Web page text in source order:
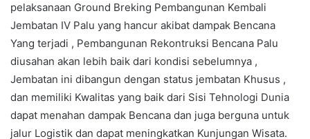
pelaksanaan Ground Breking Pembangunan Kembali
Jembatan IV Palu yang hancur akibat dampak Bencana
Yang terjadi , Pembangunan Rekontruksi Bencana Palu
diusahan akan lebih baik dari kondisi sebelumnya ,
Jembatan ini dibangun dengan status jembatan Khusus ,
dan memiliki Kwalitas yang baik dari Sisi Tehnologi Dunia
dapat menahan dampak Bencana dan juga berguna untuk
jalur Logistik dan dapat meningkatkan Kunjungan Wisata.